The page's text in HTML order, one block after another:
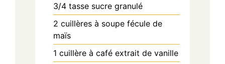
3/4 tasse sucre granulé
2 cuillères à soupe fécule de
maïs
1 cuillère à café extrait de vanille